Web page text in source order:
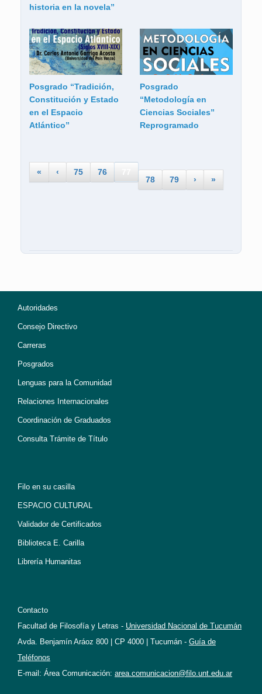
historia en la novela”
Posgrado “Tradición,
Constitución y Estado
en el Espacio
Atlántico”
Posgrado
“Metodología en
Ciencias Sociales”
Reprogramado
« ‹ 75 76
78
79 › »
Autoridades
Consejo Directivo
Carreras
Posgrados
Lenguas para la Comunidad
Relaciones Internacionales
Coordinación de Graduados
Consulta Trámite de Título
Filo en su casilla
ESPACIO CULTURAL
Validador de Certificados
Biblioteca E. Carilla
Librería Humanitas
Contacto
Facultad de Filosofía y Letras - Universidad Nacional de Tucumán
Avda. Benjamín Aráoz 800 | CP 4000 | Tucumán - Guía de
Teléfonos
E-mail: Área Comunicación: area.comunicacion@filo.unt.edu.ar